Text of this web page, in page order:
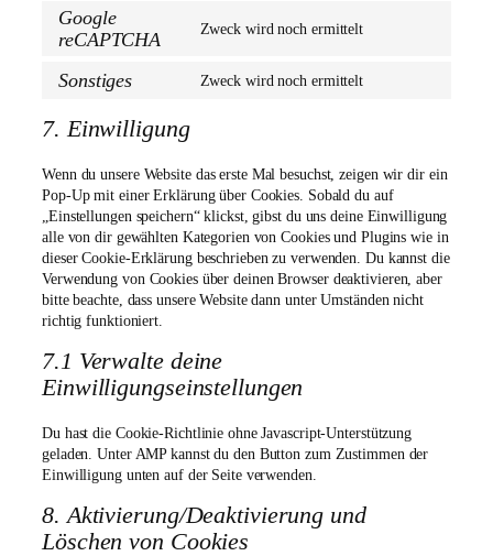
Google
reCAPTCHA
Zweck wird noch ermittelt
Sonstiges Zweck wird noch ermittelt
7. Einwilligung
Wenn du unsere Website das erste Mal besuchst, zeigen wir dir ein
Pop-Up mit einer Erklärung über Cookies. Sobald du auf
„Einstellungen speichern“ klickst, gibst du uns deine Einwilligung
alle von dir gewählten Kategorien von Cookies und Plugins wie in
dieser Cookie-Erklärung beschrieben zu verwenden. Du kannst die
Verwendung von Cookies über deinen Browser deaktivieren, aber
bitte beachte, dass unsere Website dann unter Umständen nicht
richtig funktioniert.
7.1 Verwalte deine
Einwilligungseinstellungen
Du hast die Cookie-Richtlinie ohne Javascript-Unterstützung
geladen. Unter AMP kannst du den Button zum Zustimmen der
Einwilligung unten auf der Seite verwenden.
8. Aktivierung/Deaktivierung und
Löschen von Cookies